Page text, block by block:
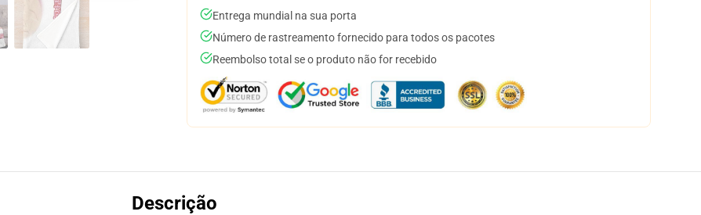
Entrega mundial na sua porta
Número de rastreamento fornecido para todos os pacotes
Reembolso total se o produto não for recebido
Descrição